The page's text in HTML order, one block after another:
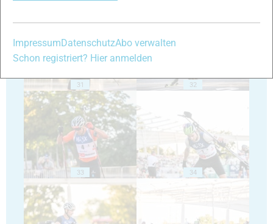
31 32
33 34
ImpressumDatenschutzAbo verwalten
Schon registriert? Hier anmelden